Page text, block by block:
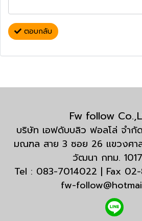
ตอบกลับ
Fw follow
บริษัท เอฟดับบลิว ฟอลโล่ จำ
มณฑล สาย 3 ซอย 26 แขวงศา
วัฒนา กทม.
Tel : 083-7014022 | Fax
fw-